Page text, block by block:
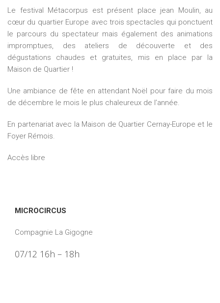
Le festival Métacorpus est présent place jean Moulin, au
cœur du quartier Europe avec trois spectacles qui ponctuent
le parcours du spectateur mais également des animations
impromptues, des ateliers de découverte et des
dégustations chaudes et gratuites, mis en place par la
Maison de Quartier !
Une ambiance de fête en attendant Noël pour faire du mois
de décembre le mois le plus chaleureux de l’année.
En partenariat avec la Maison de Quartier Cernay-Europe et le
Foyer Rémois.
Accès libre
MICROCIRCUS
Compagnie La Gigogne
07/12 16h – 18h